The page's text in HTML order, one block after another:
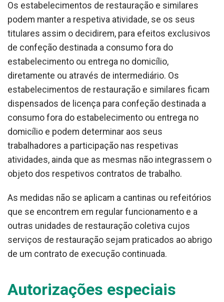
Os estabelecimentos de restauração e similares
podem manter a respetiva atividade, se os seus
titulares assim o decidirem, para efeitos exclusivos
de confeção destinada a consumo fora do
estabelecimento ou entrega no domicílio,
diretamente ou através de intermediário. Os
estabelecimentos de restauração e similares ficam
dispensados de licença para confeção destinada a
consumo fora do estabelecimento ou entrega no
domicílio e podem determinar aos seus
trabalhadores a participação nas respetivas
atividades, ainda que as mesmas não integrassem o
objeto dos respetivos contratos de trabalho.
As medidas não se aplicam a cantinas ou refeitórios
que se encontrem em regular funcionamento e a
outras unidades de restauração coletiva cujos
serviços de restauração sejam praticados ao abrigo
de um contrato de execução continuada.
Autorizações especiais